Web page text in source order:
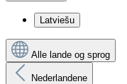
Latviešu
Alle lande og sprog
Nederlandene